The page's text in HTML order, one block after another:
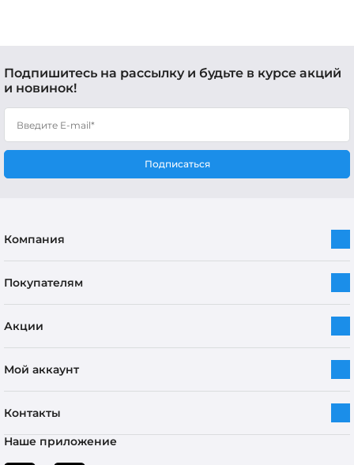
Подпишитесь на рассылку и будьте в курсе акций
и новинок!
Подписаться
Компания
Покупателям
Акции
Мой аккаунт
Контакты
Наше приложение